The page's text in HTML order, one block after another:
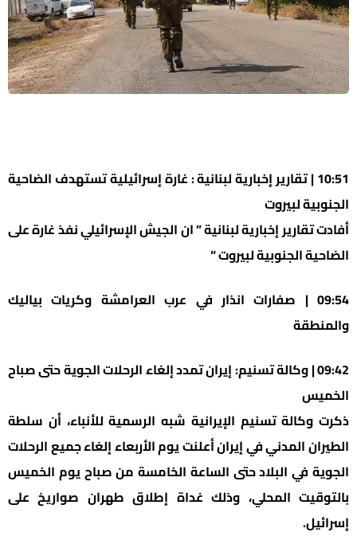
10:51 | تقارير إخبارية لبنانية : غارة إسرائيلية تستهدف الضاحية
الجنوبية لبيروت
أفادت تقارير إخبارية لبنانية ” ان الجيش الإسرائيلي نفذ غارة على
الضاحية الجنوبية لبيروت “
09:54 | صفارات انذار في عرب العرامشة وكريات بياليك
والمنطقة
09:42 | وكالة تسنيم: إيران تمدد إلغاء الرحلات الجوية حتى صباح
الخميس
ذكرت وكالة تسنيم الإيرانية شبه الرسمية للأنباء، أن سلطة
الطيران المدني في إيران أعلنت يوم الأربعاء إلغاء جميع الرحلات
الجوية في البلاد حتى الساعة الخامسة من صباح يوم الخميس
بالتوقيت المحلي، وذلك غداة إطلاق طهران صواريخ على
إسرائيل.